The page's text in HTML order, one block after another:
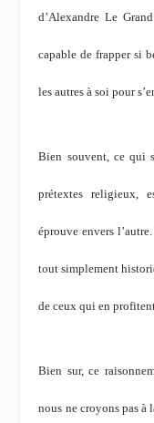
d’Alexandre Le
capable de frapper si
les autres à soi pour
Bien souvent, ce qui
prétextes religieux,
éprouve envers
tout simplement
de ceux qui en
Bien sur, ce
nous ne croyons pas à